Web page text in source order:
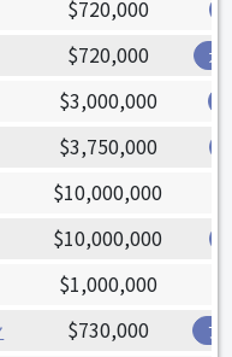
$720,000
$720,000 ガ
$3,000,000
$3,750,000
$10,000,000
$10,000,000
$1,000,000
$730,000 ア